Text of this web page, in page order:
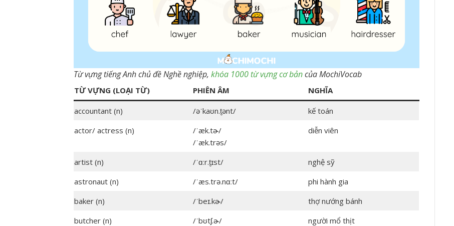
Từ vựng tiếng Anh chủ đề Nghề nghiệp, khóa 1000 từ vựng cơ bảncủa MochiVocab
TỪ VỰNG (LOẠI TỪ) PHIÊN ÂM NGHĨA
accountant (n) /əˈkaʊn.t̬ənt/
kế toán
actor/ actress (n)
/ˈæk.tɚ/
/ˈæk.trəs/
diễn viên
artist (n) /ˈɑːr.t̬ɪst/
nghệ sỹ
astronaut (n)
/ˈæs.trə.nɑːt/
phi hành gia
baker (n)
/ˈbeɪ.kɚ/
thợ nướng bánh
butcher (n)
/ˈbʊtʃ.ɚ/
người mổ thịt